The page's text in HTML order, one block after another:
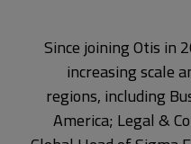
Since joining Otis
increasing
regions, including
America; Legal &